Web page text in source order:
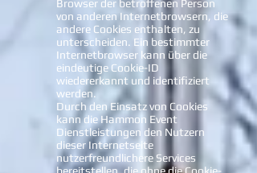
Browser der betroffenen Person
von anderen Internetbrowsern, die
andere Cookies enthalten, zu
unterscheiden. Ein bestimmter
Internetbrowser kann über die
eindeutige Cookie-ID
wiedererkannt und identifiziert
werden.
Durch den Einsatz von Cookies
kann die Hammon Event
Dienstleistungen den Nutzern
dieser Internetseite
nutzerfreundlichere Services